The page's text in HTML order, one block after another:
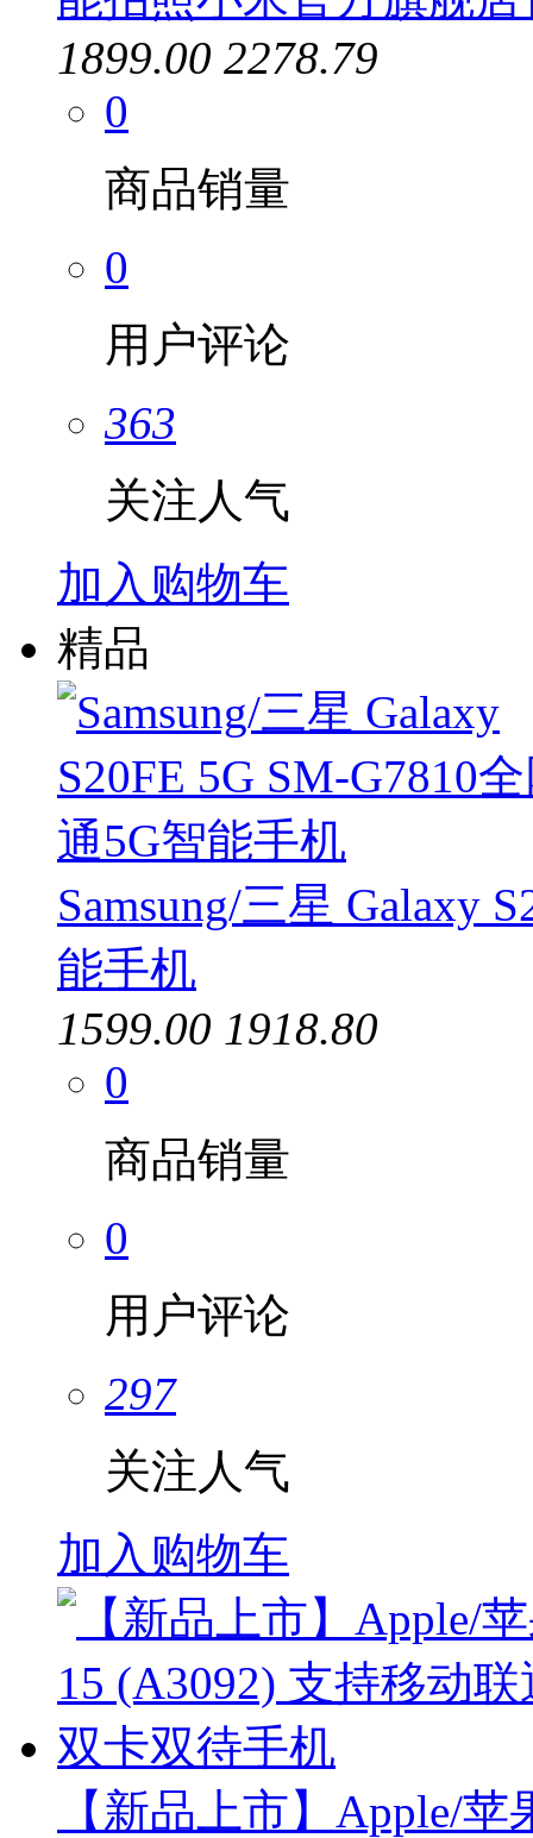
1899.00 2278.79
0
商品销量
0
用户评论
363
关注人气
加入购物车
精品
Samsung/三星 Galaxy
能手机
1599.00 1918.80
0
商品销量
0
用户评论
297
关注人气
加入购物车
【新品上市】Apple/